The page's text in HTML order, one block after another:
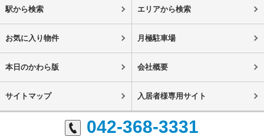
駅から検索 エリアから検索
お気に入り物件 月極駐車場
本日のかわら版 会社概要
サイトマップ 入居者様専用サイト
042-368-3331